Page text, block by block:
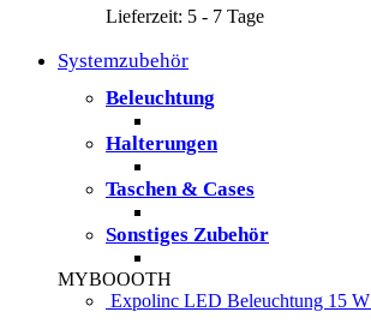
Lieferzeit: 5 - 7 Tage
Systemzubehör
Beleuchtung
Halterungen
Taschen & Cases
Sonstiges Zubehör
MYBOOOTH
Expolinc LED Beleuchtung 15 W